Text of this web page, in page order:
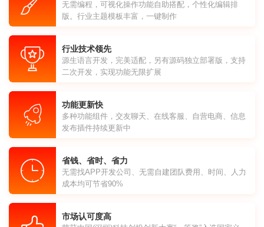
无需编程，可视化操作功能自助搭配，个性化编辑排
版。行业主题模板丰富，一键制作
行业技术领先
源生语言开发，完美适配，另有源码独立部署版，支持
二次开发，实现功能无限扩展
功能更新快
多种功能组件，交友聊天、在线客服、自营电商、信息
发布插件持续更新中
省钱、省时、省力
无需找APP开发公司、无需自建团队费用、时间、人力
成本均可节省90%
市场认可度高